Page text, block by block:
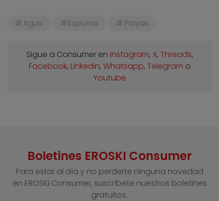
Agua Espuma Playas
Sigue a Consumer en Instagram, X, Threads,
Facebook, Linkedin, Whatsapp, Telegram o
Youtube
Boletines EROSKI Consumer
Para estar al día y no perderte ninguna novedad
en EROSKI Consumer, suscríbete nuestros boletines
gratuitos.